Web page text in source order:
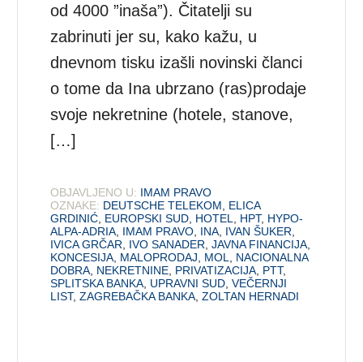
od 4000 ”inaša”). Čitatelji su
zabrinuti jer su, kako kažu, u
dnevnom tisku izašli novinski članci
o tome da Ina ubrzano (ras)prodaje
svoje nekretnine (hotele, stanove,
[…]
OBJAVLJENO U: IMAM PRAVO
OZNAKE: DEUTSCHE TELEKOM
ELICA
GRDINIĆ EUROPSKI SUD HOTEL HPT, HYPO-
ALPA-ADRIA IMAM PRAVO INA IVAN ŠUKER
IVICA GRČAR
IVO SANADER ,JAVNA FINANCIJA
KONCESIJA MALOPRODAJ MOL
NACIONALNA
DOBRA NEKRETNINE PRIVATIZACIJA PTT,
SPLITSKA BANKA UPRAVNI SUD ,VEČERNJI
LIST,ZAGREBAČKA BANKA ,ZOLTAN HERNADI